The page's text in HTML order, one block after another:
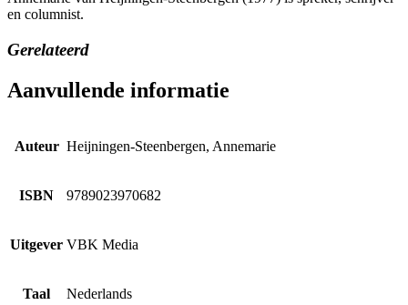
en columnist.
Gerelateerd
Aanvullende informatie
Auteur Heijningen-Steenbergen, Annemarie
ISBN 9789023970682
Uitgever VBK Media
Taal Nederlands